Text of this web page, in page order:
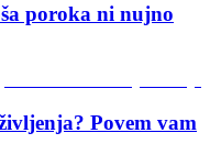
poroka ni nujno
Povem vam